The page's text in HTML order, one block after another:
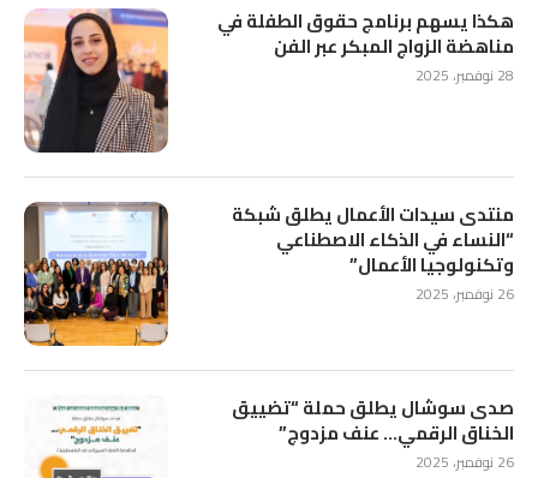
هكذا يسهم برنامج حقوق الطفلة في
مناهضة الزواج المبكر عبر الفن
28 نوفمبر، 2025
منتدى سيدات الأعمال يطلق شبكة
“النساء في الذكاء الاصطناعي
وتكنولوجيا الأعمال”
26 نوفمبر، 2025
صدى سوشال يطلق حملة “تضييق
الخناق الرقمي… عنف مزدوج”
26 نوفمبر، 2025